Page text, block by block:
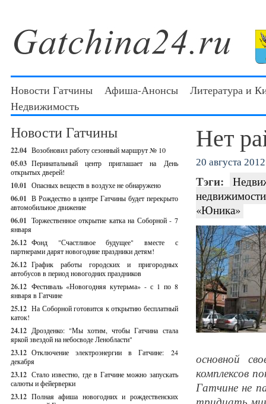
Новости Гатчины Афиша-Анонсы
Литература и
Недвижимость
Новости Гатчины
22.04 Возобновил работу сезонный маршрут № 10
05.03 Перинатальный центр приглашает на День
открытых дверей!
10.01 Опасных веществ в воздухе не обнаружено
06.01 В Рождество в центре Гатчины будет перекрыто
автомобильное движение
06.01 Торжественное открытие катка на Соборной - 7
января
26.12 Фонд "Счастливое будущее" вместе с
партнерами дарят новогодние праздники детям!
26.12 График работы городских и пригородных
автобусов в период новогодних праздников
26.12 Фестиваль «Новогодняя кутерьма» - с 1 по 8
января в Гатчине
25.12 На Соборной готовится к открытию бесплатный
каток!
24.12 Дрозденко: "Мы хотим, чтобы Гатчина стала
яркой звездой на небосводе Ленобласти"
23.12 Отключение электроэнергии в Гатчине: 24
декабря
23.12 Стало известно, где в Гатчине можно запускать
салюты и фейерверки
23.12 Полная афиша новогодних и рождественских
Нет
20 августа 2012
Тэги:
«Юника»
основной
комплексов
Гатчине не